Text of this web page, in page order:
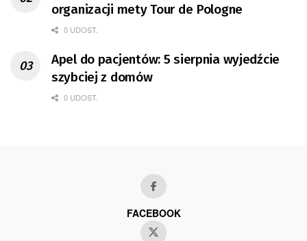
organizacji mety Tour de Pologne
0 UDOST.
Apel do pacjentów: 5 sierpnia wyjedźcie
szybciej z domów
0 UDOST.
FACEBOOK